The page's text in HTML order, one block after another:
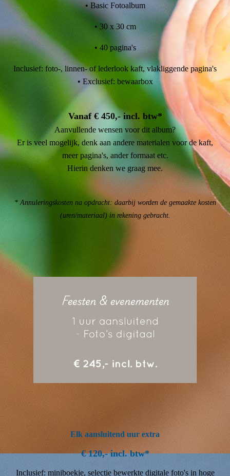
• Basic Fotoalbum
• 30 x 30 cm
• 40 pagina's
Inclusief: foto-, linnen- of lederlook kaft, vlakliggende pagina's
• Exclusief: bewaarbox
Vanaf € 450,- incl. btw*
Aanvullende wensen voor dit album?
Er is veel mogelijk, denk aan andere materialen voor de kaft,
meer pagina's, ander formaat etc.
Hierin denken we graag mee.
* Annuleringskosten na opdracht: daarbij worden de gemaakte kosten
(uren/materiaal) in rekening gebracht.
Elk aansluitend uur extra
€ 120,- incl. btw*
Inclusief: miniboekje, selectie bewerkte digitale foto's in hoge